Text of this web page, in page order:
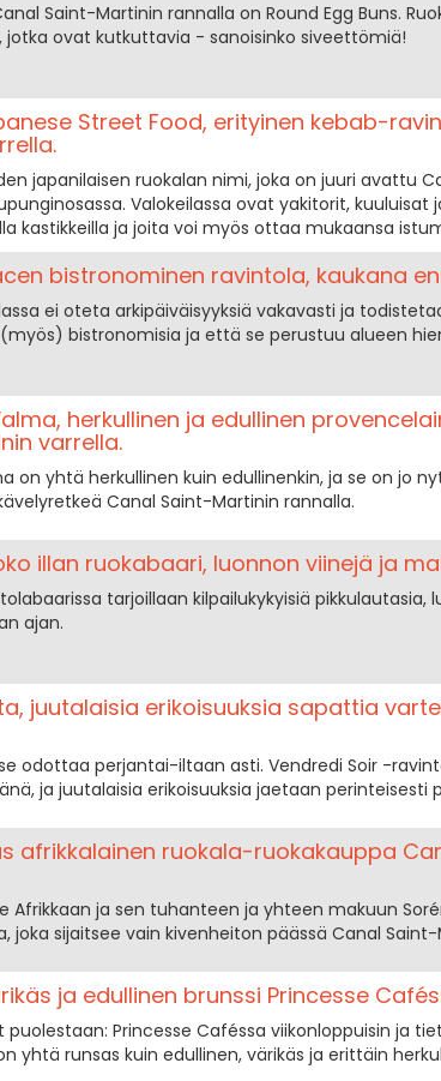
Saint-Martinin rannalla on Round Egg Buns.
jotka ovat kutkuttavia - sanoisinko siveettömiä!
Street Food, erityinen kebab-
japanilaisen ruokalan nimi, joka on juuri avattu
Valokeilassa ovat yakitorit,
kastikkeilla ja joita voi myös ottaa mukaansa
bistronominen ravintola, kaukana
ei oteta arkipäiväisyyksiä vakavasti ja
bistronomisia ja että se perustuu alueen
herkullinen ja edullinen
varrella.
on yhtä herkullinen kuin edullinenkin, ja se on jo
Canal Saint-Martinin rannalla.
illan ruokabaari, luonnon viinejä ja
tarjoillaan kilpailukykyisiä pikkulautasia,
ajan.
juutalaisia erikoisuuksia sapattia
odottaa perjantai-iltaan asti. Vendredi Soir -
ja juutalaisia erikoisuuksia jaetaan perinteisesti
afrikkalainen ruokala-ruokakauppa
Afrikkaan ja sen tuhanteen ja yhteen makuun
joka sijaitsee vain kivenheiton päässä Canal
ja edullinen brunssi Princesse
puolestaan: Princesse Caféssa viikonloppuisin ja
yhtä runsas kuin edullinen, värikäs ja erittäin